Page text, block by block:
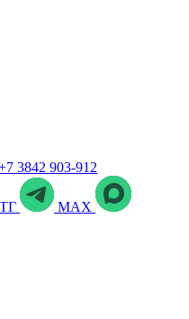
3842 903-912
ТГ MAX